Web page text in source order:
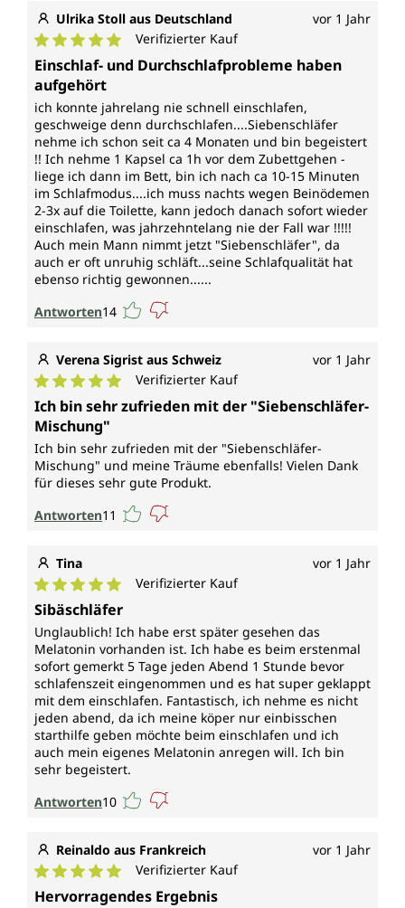
Ulrika Stoll aus Deutschland vor 1 Jahr
Durchschnittliche Bewertung von 5 von 5 Sternen
Verifizierter Kauf
Einschlaf- und Durchschlafprobleme haben
aufgehört
ich konnte jahrelang nie schnell einschlafen,
geschweige denn durchschlafen....Siebenschläfer
nehme ich schon seit ca 4 Monaten und bin begeistert
!! Ich nehme 1 Kapsel ca 1h vor dem Zubettgehen -
liege ich dann im Bett, bin ich nach ca 10-15 Minuten
im Schlafmodus....ich muss nachts wegen Beinödemen
2-3x auf die Toilette, kann jedoch danach sofort wieder
einschlafen, was jahrzehntelang nie der Fall war !!!!!
Auch mein Mann nimmt jetzt "Siebenschläfer", da
auch er oft unruhig schläft...seine Schlafqualität hat
ebenso richtig gewonnen......
Antworten14
Verena Sigrist aus Schweiz vor 1 Jahr
Durchschnittliche Bewertung von 5 von 5 Sternen
Verifizierter Kauf
Ich bin sehr zufrieden mit der "Siebenschläfer-
Mischung"
Ich bin sehr zufrieden mit der "Siebenschläfer-
Mischung" und meine Träume ebenfalls! Vielen Dank
für dieses sehr gute Produkt.
Antworten11
Tina vor 1 Jahr
Durchschnittliche Bewertung von 5 von 5 Sternen
Verifizierter Kauf
Sibäschläfer
Unglaublich! Ich habe erst später gesehen das
Melatonin vorhanden ist. Ich habe es beim erstenmal
sofort gemerkt 5 Tage jeden Abend 1 Stunde bevor
schlafenszeit eingenommen und es hat super geklappt
mit dem einschlafen. Fantastisch, ich nehme es nicht
jeden abend, da ich meine köper nur einbisschen
starthilfe geben möchte beim einschlafen und ich
auch mein eigenes Melatonin anregen will. Ich bin
sehr begeistert.
Antworten10
Reinaldo aus Frankreich vor 1 Jahr
Durchschnittliche Bewertung von 5 von 5 Sternen
Verifizierter Kauf
Hervorragendes Ergebnis